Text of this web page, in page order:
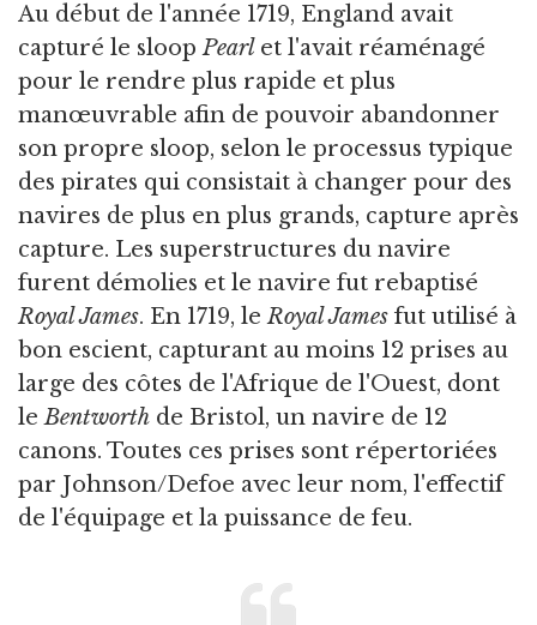
Au début de l'année 1719, England avait
capturé le sloop Pearl et l'avait réaménagé
pour le rendre plus rapide et plus
manœuvrable afin de pouvoir abandonner
son propre sloop, selon le processus typique
des pirates qui consistait à changer pour des
navires de plus en plus grands, capture après
capture. Les superstructures du navire
furent démolies et le navire fut rebaptisé
Royal James. En 1719, leRoyal James fut utilisé à
bon escient, capturant au moins 12 prises au
large des côtes de l'Afrique de l'Ouest, dont
leBentworth de Bristol, un navire de 12
canons. Toutes ces prises sont répertoriées
par Johnson/Defoe avec leur nom, l'effectif
de l'équipage et la puissance de feu.